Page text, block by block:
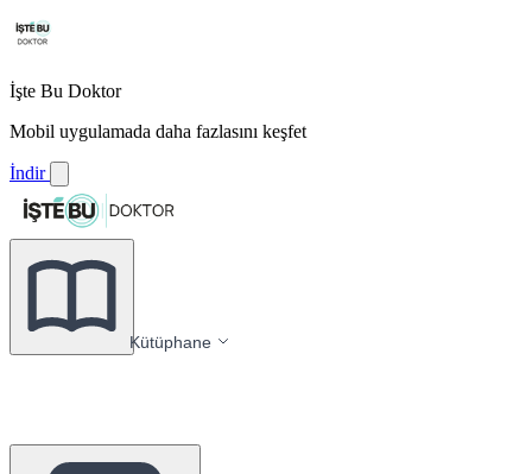
İşte Bu Doktor
Mobil uygulamada daha fazlasını keşfet
İndir
Kütüphane